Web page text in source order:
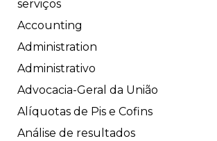
serviços
Accounting
Administration
Administrativo
Advocacia-Geral da União
Alíquotas de Pis e Cofins
Análise de resultados